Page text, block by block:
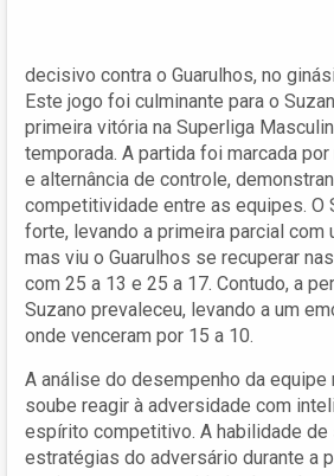
decisivo contra o Guarulhos, no
Este jogo foi culminante para o
primeira vitória na Superliga
temporada. A partida foi marcada
e alternância de controle,
competitividade entre as equipes. O
forte, levando a primeira parcial com
mas viu o Guarulhos se recuperar
com 25 a 13 e 25 a 17. Contudo, a
Suzano prevaleceu, levando a um
onde venceram por 15 a 10.
A análise do desempenho da equipe
soube reagir à adversidade com
espírito competitivo. A habilidade de
estratégias do adversário durante a